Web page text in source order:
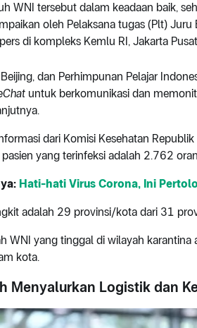
WNI tersebut dalam keadaan baik,
oleh Pelaksana tugas (Plt)
di kompleks Kemlu RI, Jakarta
Beijing, dan Perhimpunan Pelajar
untuk berkomunikasi dan
dari Komisi Kesehatan
yang terinfeksi adalah 2.762
Hati-hati Virus Corona, Ini
adalah 29 provinsi/kota dari 31
WNI yang tinggal di wilayah
kota.
Menyalurkan Logistik dan